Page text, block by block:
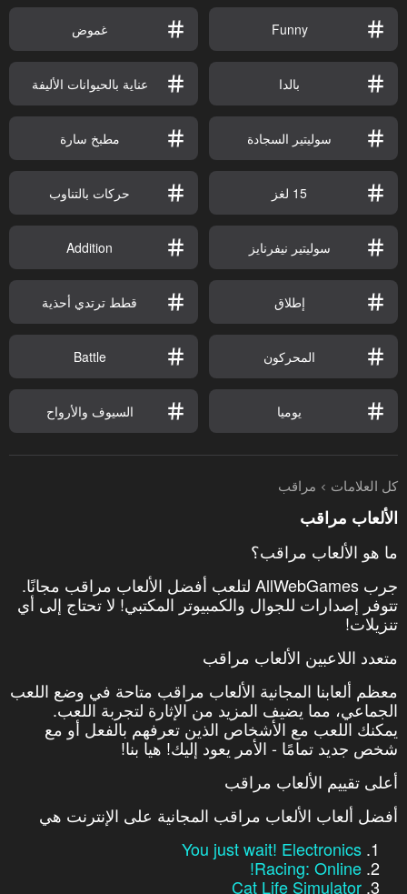
Funny غموض
بالدا عناية بالحيوانات الأليفة
سوليتير السجادة مطبخ سارة
15 لغز حركات بالتناوب
سوليتير نيفرنايز Addition
إطلاق قطط ترتدي أحذية
المحركون Battle
يوميا السيوف والأرواح
كل العلامات مراقب
الألعاب مراقب
ما هو الألعاب مراقب؟
جرب AllWebGames لتلعب أفضل الألعاب مراقب مجانًا.
تتوفر إصدارات للجوال والكمبيوتر المكتبي! لا تحتاج إلى أي
تنزيلات!
متعدد اللاعبين الألعاب مراقب
معظم ألعابنا المجانية الألعاب مراقب متاحة في وضع اللعب
الجماعي، مما يضيف المزيد من الإثارة لتجربة اللعب.
يمكنك اللعب مع الأشخاص الذين تعرفهم بالفعل أو مع
شخص جديد تمامًا - الأمر يعود إليك! هيا بنا!
أعلى تقييم الألعاب مراقب
أفضل ألعاب الألعاب مراقب المجانية على الإنترنت هي
You just wait! Electronics
Racing: Online!
Cat Life Simulator